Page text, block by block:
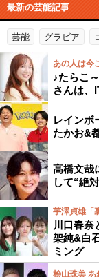
最新の芸能記事
芸能 グラビア
あの人は今
♪たらこ
さんは、
レインボ
たかお&
高橋文哉
して“絶
芋澤貞雄「
川口春奈
架純&白
ミング
桧山珠美 あ